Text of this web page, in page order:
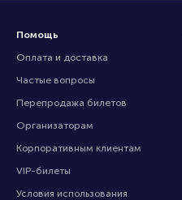
Помощь
Оплата и доставка
Частые вопросы
Перепродажа билетов
Организаторам
Корпоративным клиентам
VIP-билеты
Условия использования